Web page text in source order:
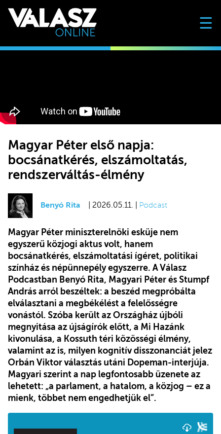
☰
Magyar Péter első napja:
bocsánatkérés, elszámoltatás,
rendszerváltás-élmény
Benyó Rita | 2026.05.11. | Podcast
Magyar Péter miniszterelnöki esküje nem
egyszerű közjogi aktus volt, hanem
bocsánatkérés, elszámoltatási ígéret, politikai
színház és népünnepély egyszerre. A Válasz
Podcastban Benyó Rita, Magyari Péter és Stumpf
András arról beszéltek: a beszéd megpróbálta
elválasztani a megbékélést a felelősségre
vonástól. Szóba került az Országház újbóli
megnyitása az újságírók előtt, a Mi Hazánk
kivonulása, a Kossuth téri közösségi élmény,
valamint az is, milyen kognitív disszonanciát jelez
Orbán Viktor választás utáni Dopeman-interjúja.
Magyari szerint a nap legfontosabb üzenete az
lehetett: „a parlament, a hatalom, a közjog – ez a
mienk, többet nem engedhetjük el”.